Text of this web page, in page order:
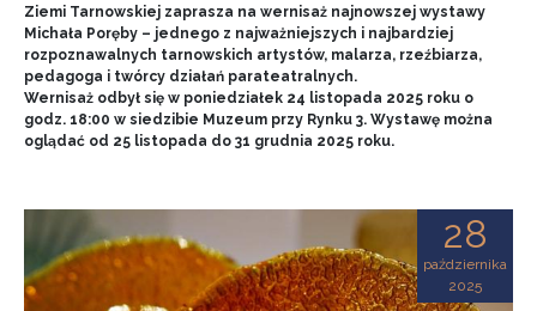
Ziemi Tarnowskiej zaprasza na wernisaż najnowszej wystawy
Michała Poręby – jednego z najważniejszych i najbardziej
rozpoznawalnych tarnowskich artystów, malarza, rzeźbiarza,
pedagoga i twórcy działań parateatralnych.
Wernisaż odbył się w poniedziałek 24 listopada 2025 roku o
godz. 18:00 w siedzibie Muzeum przy Rynku 3. Wystawę można
oglądać od 25 listopada do 31 grudnia 2025 roku.
28
października
2025